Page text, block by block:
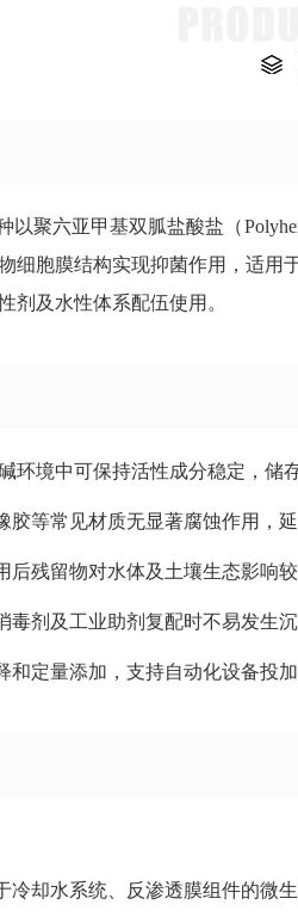
以聚六亚甲基双胍盐酸盐（
细胞膜结构实现抑菌作用，适
剂及水性体系配伍使用。
环境中可保持活性成分稳定，储
胶等常见材质无显著腐蚀作用，延
后残留物对水体及土壤生态影响较
毒剂及工业助剂复配时不易发生沉
和定量添加，支持自动化设备投加
冷却水系统、反渗透膜组件的微